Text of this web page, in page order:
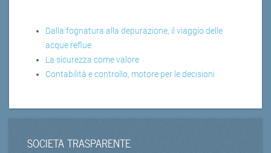
Dalla fognatura alla depurazione, il viaggio delle
acque reflue
La sicurezza come valore
Contabilità e controllo, motore per le decisioni
SOCIETA TRASPARENTE